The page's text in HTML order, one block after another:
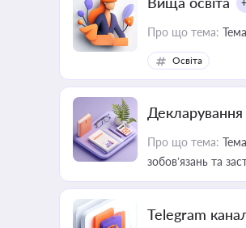
Про що тема:
Освіта
Декларування
Про що тема:
зобов’язань та
Telegram